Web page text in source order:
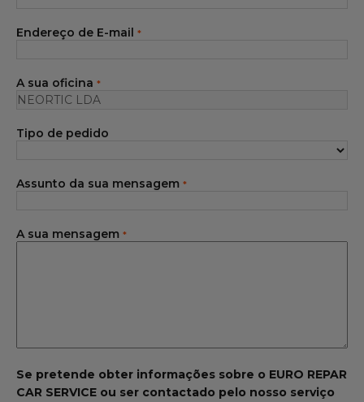
Serviços
Serviço cliente
Todas as oficinas
Integrar a rede
Se pretende obter informações sobre o EURO REPAR
CAR SERVICE ou ser contactado pelo nosso serviço
Endereço de E-mail *
A sua oficina *
Tipo de pedido
Assunto da sua mensagem *
A sua mensagem *